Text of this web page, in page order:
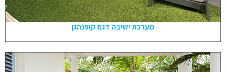
מערכת ישיבה דגם קופנהגן